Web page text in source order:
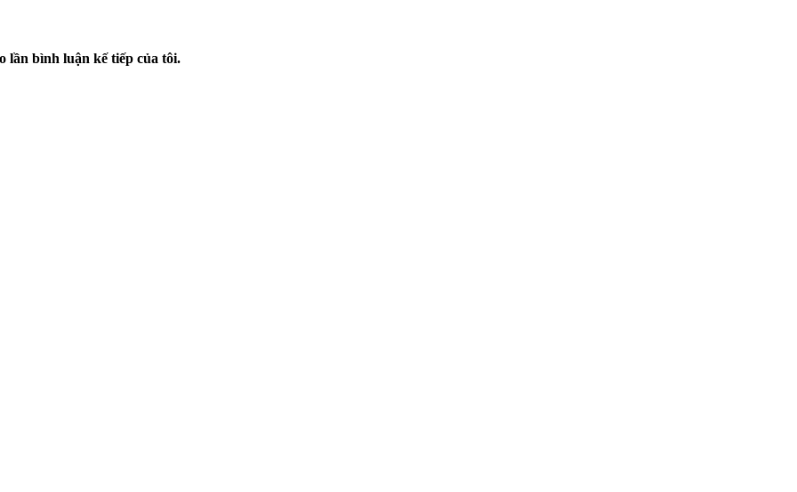
lần bình luận kế tiếp của tôi.